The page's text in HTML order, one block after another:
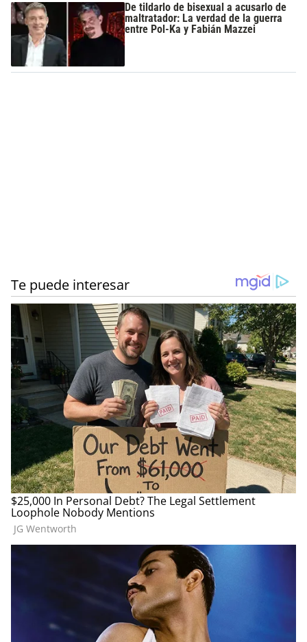
De tildarlo de bisexual a acusarlo de
maltratador: La verdad de la guerra
entre Pol-Ka y Fabián Mazzei